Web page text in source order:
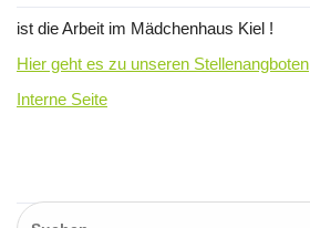
ist die Arbeit im Mädchenhaus Kiel !
Hier geht es zu unseren Stellenangboten
Interne Seite
Suchen